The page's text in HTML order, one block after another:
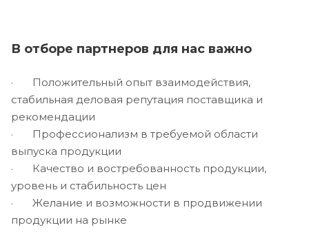
В отборе партнеров для нас важно
· Положительный опыт взаимодействия,
стабильная деловая репутация поставщика и
рекомендации
· Профессионализм в требуемой области
выпуска продукции
· Качество и востребованность продукции,
уровень и стабильность цен
· Желание и возможности в продвижении
продукции на рынке